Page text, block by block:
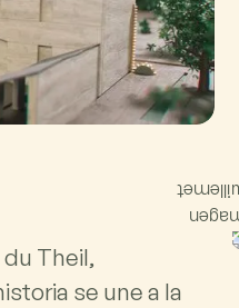
Theil,
se une a la